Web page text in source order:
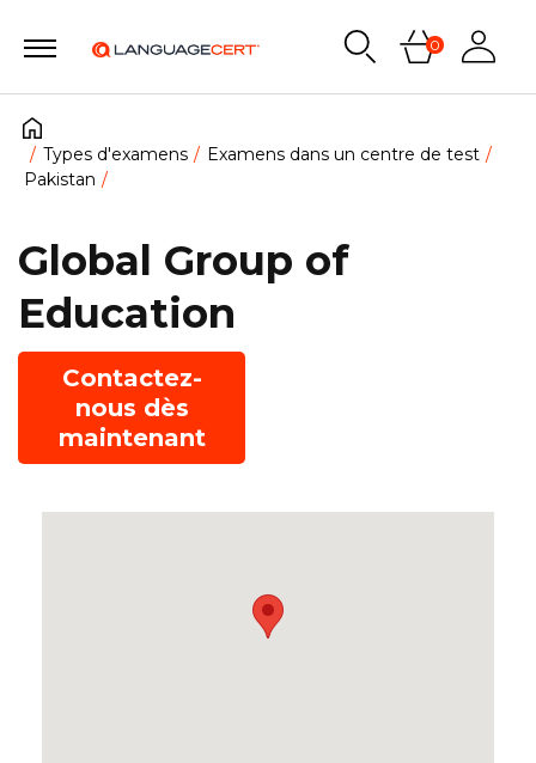
0
Types d'examens
Examens dans un centre de test
Pakistan
Global Group of
Education
Contactez-
nous dès
maintenant